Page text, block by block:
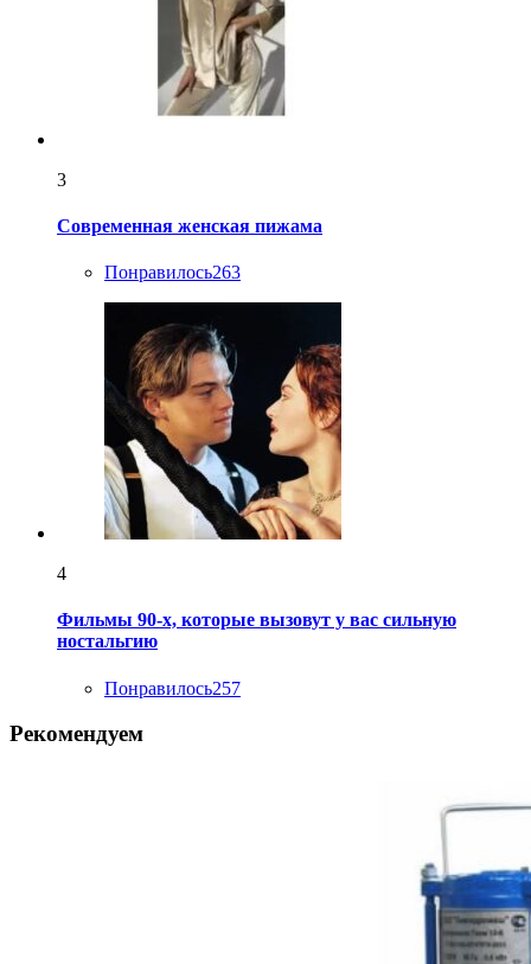
3
Современная женская пижама
Понравилось263
4
Фильмы 90-х, которые вызовут у вас сильную
ностальгию
Понравилось257
Рекомендуем